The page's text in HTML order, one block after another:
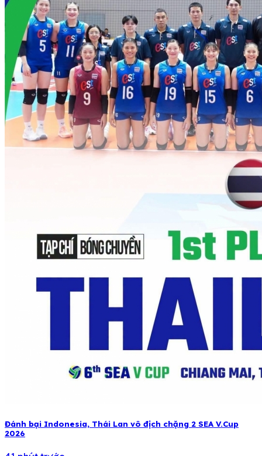
Đánh bại Indonesia, Thái Lan vô địch chặng 2 SEA V.Cup
2026